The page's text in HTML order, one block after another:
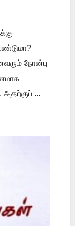
நோன்பு
...